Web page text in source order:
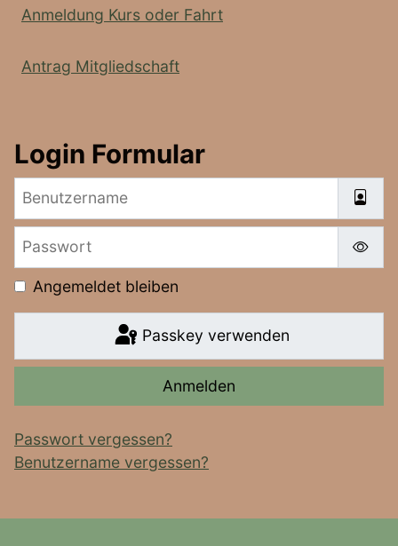
Anmeldung Kurs oder Fahrt
Antrag Mitgliedschaft
Login Formular
Benutzername
Passwort
Angemeldet bleiben
Passkey verwenden
Anmelden
Passwort vergessen?
Benutzername vergessen?